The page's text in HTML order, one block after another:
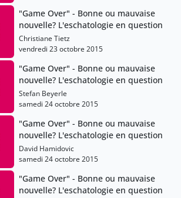
"Game Over" - Bonne ou mauvaise
nouvelle? L'eschatologie en question
Christiane Tietz
vendredi 23 octobre 2015
"Game Over" - Bonne ou mauvaise
nouvelle? L'eschatologie en question
Stefan Beyerle
samedi 24 octobre 2015
"Game Over" - Bonne ou mauvaise
nouvelle? L'eschatologie en question
David Hamidovic
samedi 24 octobre 2015
"Game Over" - Bonne ou mauvaise
nouvelle? L'eschatologie en question